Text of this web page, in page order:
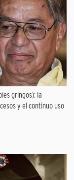
gringos): la
y el continuo uso